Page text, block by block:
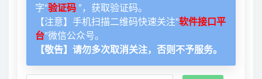
字“验证码 ”，获取验证码。
【注意】手机扫描二维码快速关注“软件接口平
台”微信公众号。
【敬告】请勿多次取消关注，否则不予服务。